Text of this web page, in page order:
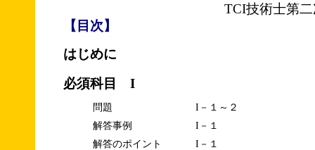
TCI技術士第
【目次】
はじめに
必須科目 I
問題
I－１～２
解答事例
I－１
解答のポイント
I－１